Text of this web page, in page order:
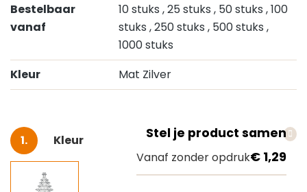
Bestelbaar
vanaf
10 stuks , 25 stuks , 50 stuks , 100
stuks , 250 stuks , 500 stuks ,
1000 stuks
Kleur
Mat Zilver
Stel je product samen
Vanaf zonder opdruk€ 1,29
Selecteer
Kleur